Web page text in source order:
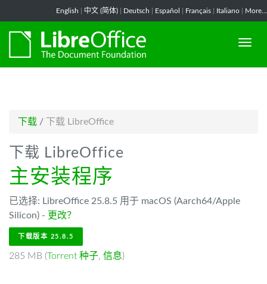
English 中文 (简体) Deutsch Español Français Italiano More...
下载 / 下载 LibreOffice
下载 LibreOffice
主安装程序
已选择: LibreOffice 25.8.5 用于 macOS (Aarch64/Apple
Silicon) - 更改？
下载版本 25.8.5
285 MB (Torrent 种子, 信息)